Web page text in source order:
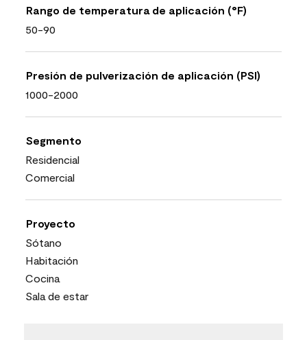
Rango de temperatura de aplicación (°F)
50-90
Presión de pulverización de aplicación (PSI)
1000-2000
Segmento
Residencial
Comercial
Proyecto
Sótano
Habitación
Cocina
Sala de estar